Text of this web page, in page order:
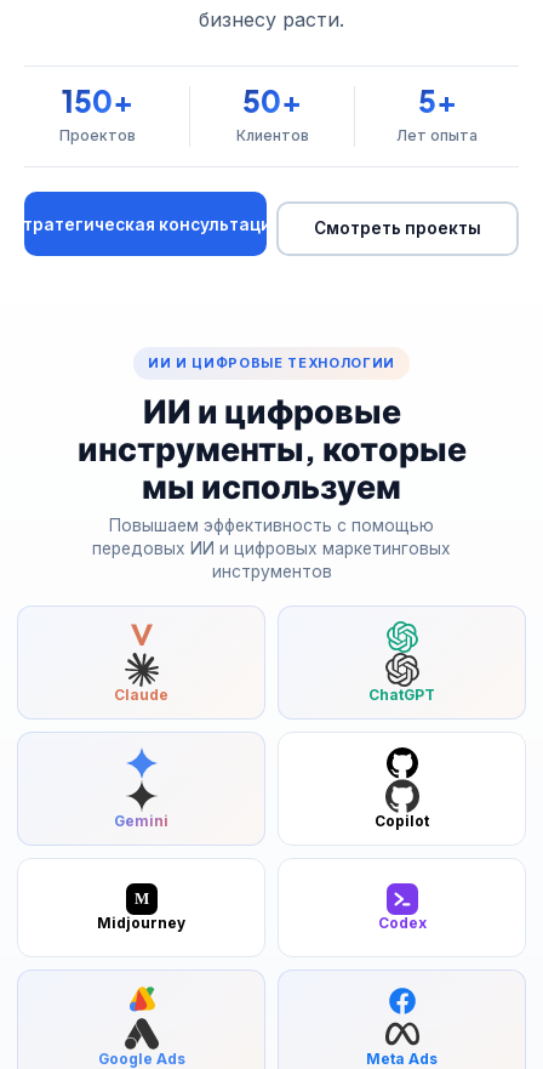
бизнесу расти.
150+
Проектов
50+
Клиентов
5+
Лет опыта
Стратегическая консультация Смотреть проекты
ИИ И ЦИФРОВЫЕ ТЕХНОЛОГИИ
ИИ и цифровые
инструменты, которые
мы используем
Повышаем эффективность с помощью
передовых ИИ и цифровых маркетинговых
инструментов
Claude ChatGPT
Gemini Copilot
M
Midjourney Codex
Google Ads Meta Ads